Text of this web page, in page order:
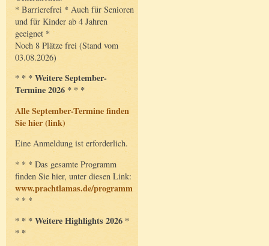
* Barrierefrei * Auch für Senioren
und für Kinder ab 4 Jahren
geeignet *
Noch 8 Plätze frei (Stand vom
03.08.2026)
* * * Weitere September-
Termine 2026 * * *
Alle September-Termine finden
Sie hier (link)
Eine Anmeldung ist erforderlich.
* * * Das gesamte Programm
finden Sie hier, unter diesen Link:
www.prachtlamas.de/programm
* * *
* * * Weitere Highlights 2026 *
* *